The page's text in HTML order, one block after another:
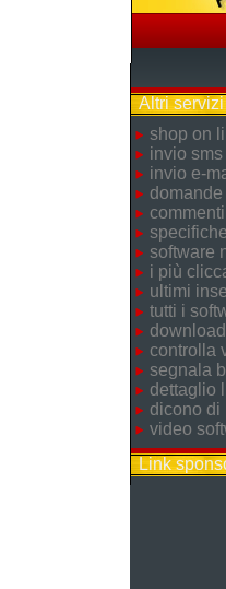
Altri servizi
shop on
invio
invio e-
software
i più
ultimi
tutti i
controlla
segnala
dettaglio
dicono di
video
Link